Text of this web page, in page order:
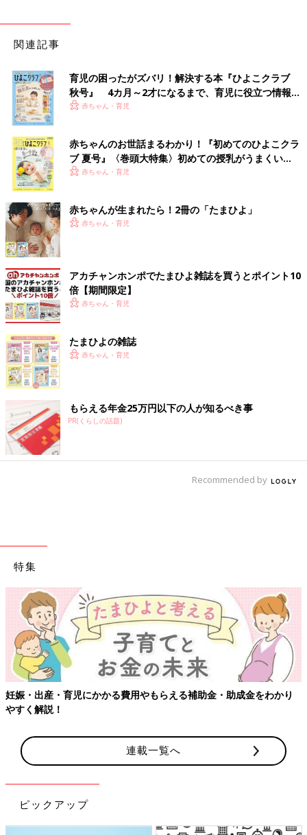
関連記事
育児の困ったがズバリ！解決する本『ひよこクラブ
秋号』 4カ月～2才になるまで、育児に役立つ情報が
いっぱい！
赤ちゃん・育児
赤ちゃんのお世話まるわかり！『初めてのひよこクラ
ブ 夏号』〈巻頭大特集〉初めての授乳がうまくい
く！ おっぱい・ミルクの基本と夏のトラブル 解決テ
赤ちゃん・育児
赤ちゃんが生まれたら！2冊の「たまひよ」
赤ちゃん・育児
アカチャンホンポでたまひよ雑誌を買うとポイント10
倍【期間限定】
赤ちゃん・育児
たまひよの雑誌
赤ちゃん・育児
もらえる年金25万円以下の人が知るべき事
PR(くらしの話題)
Recommended by
特集
かかる費用やもらえる補助金・助成金をわかり 【ワクチン接種
連載一覧へ
ピックアップ